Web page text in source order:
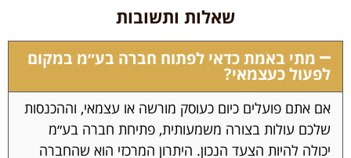
שאלות ותשובות
מתי באמת כדאי לפתוח חברה בע״מ במקום
לפעול כעצמאי?
אם אתם פועלים כיום כעוסק מורשה או עצמאי, וההכנסות
שלכם עולות בצורה משמעותית, פתיחת חברה בע״מ
יכולה להיות הצעד הנכון. היתרון המרכזי הוא שהחברה